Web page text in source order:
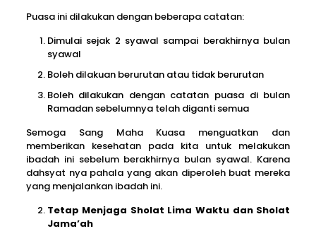
Puasa ini dilakukan dengan beberapa catatan:
Dimulai sejak 2 syawal sampai berakhirnya bulan
syawal
Boleh dilakuan berurutan atau tidak berurutan
Boleh dilakukan dengan catatan puasa di bulan
Ramadan sebelumnya telah diganti semua
Semoga Sang Maha Kuasa menguatkan dan
memberikan kesehatan pada kita untuk melakukan
ibadah ini sebelum berakhirnya bulan syawal. Karena
dahsyat nya pahala yang akan diperoleh buat mereka
yang menjalankan ibadah ini.
Tetap Menjaga Sholat Lima Waktu dan Sholat
Jama’ah